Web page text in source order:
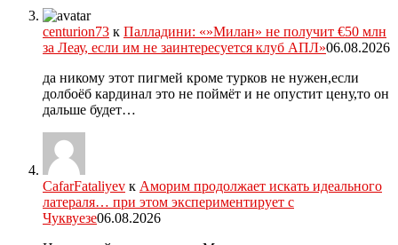
centurion73 к Палладини: «»Милан» не получит €50 млн
за Леау, если им не заинтересуется клуб АПЛ»06.08.2026
да никому этот пигмей кроме турков не нужен,если
долбоёб кардинал это не поймёт и не опустит цену,то он
дальше будет…
CafarFataliyev к Аморим продолжает искать идеального
латераля… при этом экспериментирует с
Чуквуезе06.08.2026